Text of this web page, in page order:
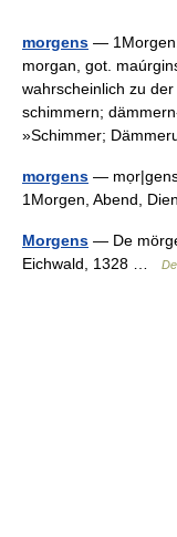
morgens —
morgan, got.
wahrscheinlich zu
schimmern;
»Schimmer;
morgens —
1Morgen, Abend,
Morgens — De
Eichwald, 1328 …